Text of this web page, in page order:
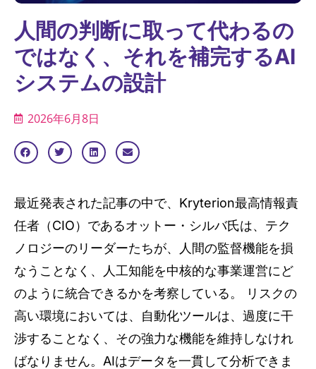
人間の判断に取って代わるの
ではなく、それを補完するAI
システムの設計
2026年6月8日
最近発表された記事の中で、Kryterion最高情報責
任者（CIO）であるオットー・シルバ氏は、テク
ノロジーのリーダーたちが、人間の監督機能を損
なうことなく、人工知能を中核的な事業運営にど
のように統合できるかを考察している。 リスクの
高い環境においては、自動化ツールは、過度に干
渉することなく、その強力な機能を維持しなけれ
ばなりません。AIはデータを一貫して分析できま